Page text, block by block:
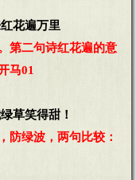
花遍万里
第二句诗红花遍的意
马01
草笑得甜！
防绿波，两句比较：